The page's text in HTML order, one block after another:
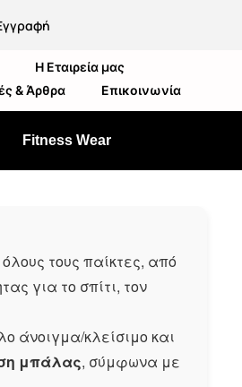
Η Εταιρεία μας
& Άρθρα
Επικοινωνία
Fitness Wear
τους παίκτες, από
για το σπίτι, τον
άνοιγμα/κλείσιμο και
μπάλας, σύμφωνα με